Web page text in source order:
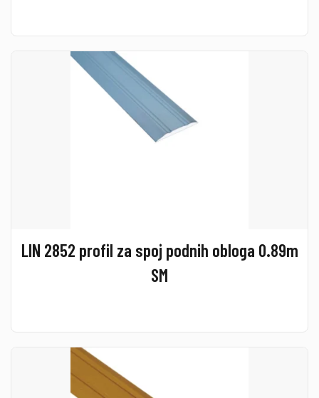
LIN 2852 profil za spoj podnih obloga 0.89m
SM